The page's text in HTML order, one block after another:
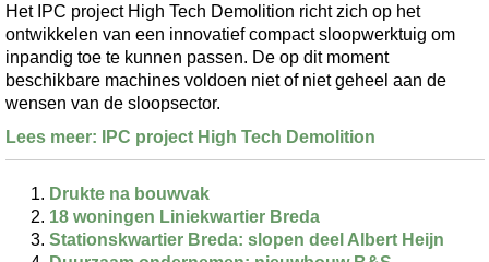
Het IPC project High Tech Demolition richt zich op het
ontwikkelen van een innovatief compact sloopwerktuig om
inpandig toe te kunnen passen. De op dit moment
beschikbare machines voldoen niet of niet geheel aan de
wensen van de sloopsector.
Lees meer: IPC project High Tech Demolition
Drukte na bouwvak
18 woningen Liniekwartier Breda
Stationskwartier Breda: slopen deel Albert Heijn